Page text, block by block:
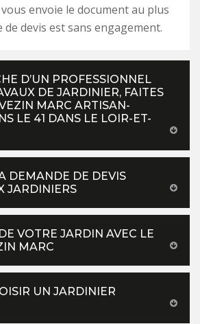
envoie le document au plus
de devis est sans engagement.
D’UN PROFESSIONNEL
DE JARDINIER, FAITES
MARC ARTISAN-
LE 41 DANS LE LOIR-ET-
DEMANDE DE DEVIS
JARDINIERS
VOTRE JARDIN AVEC LE
MARC
UN JARDINIER